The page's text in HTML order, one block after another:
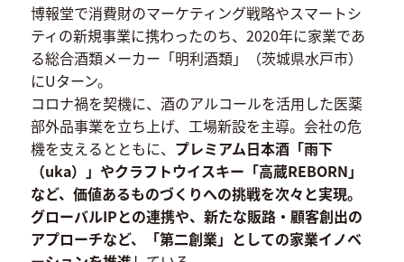
博報堂で消費財のマーケティング戦略やスマートシ
ティの新規事業に携わったのち、2020年に家業であ
る総合酒類メーカー「明利酒類」（茨城県水戸市）
にUターン。
コロナ禍を契機に、酒のアルコールを活用した医薬
部外品事業を立ち上げ、工場新設を主導。会社の危
機を支えるとともに、 プレミアム日本酒「雨下
（uka）」やクラフトウイスキー「高蔵REBORN」
など、価値あるものづくりへの挑戦を次々と実現。
グローバルIPとの連携や、新たな販路・顧客創出の
アプローチなど、「第二創業」としての家業イノベ